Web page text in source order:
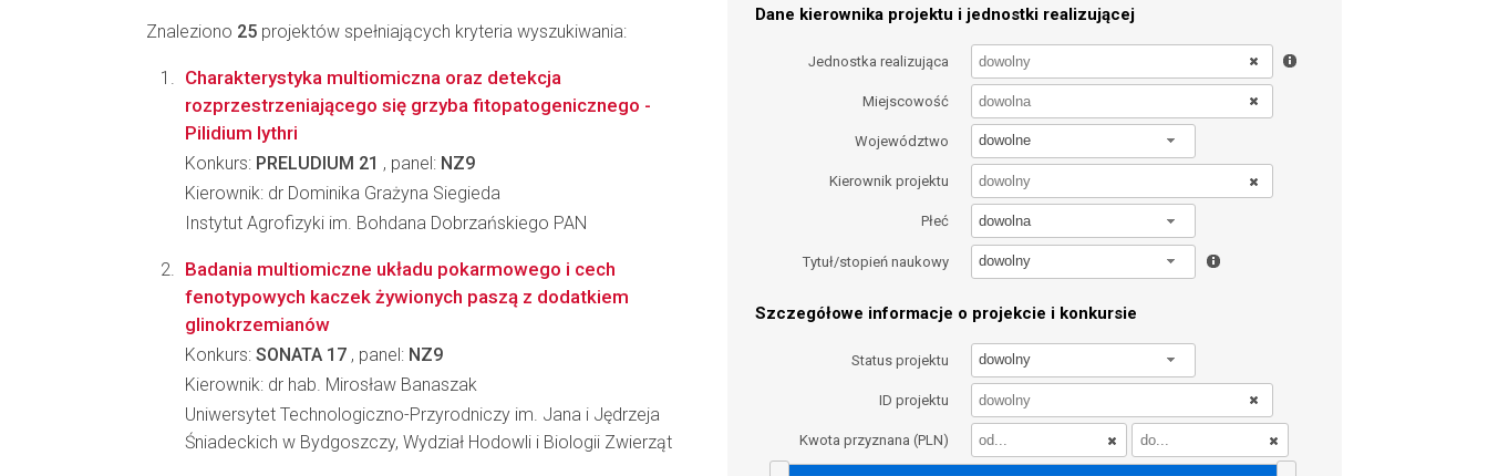
Znaleziono 25 projektów spełniających kryteria wyszukiwania:
Dane kierownika projektu i jednostki realizującej
Jednostka realizująca
Miejscowość
Województwo dowolne
Kierownik projektu
Płeć dowolna
Tytuł/stopień naukowy dowolny
Szczegółowe informacje o projekcie i konkursie
Status projektu dowolny
ID projektu
Kwota przyznana (PLN)
Charakterystyka multiomiczna oraz detekcja
rozprzestrzeniającego się grzyba fitopatogenicznego -
Pilidium lythri
Konkurs: PRELUDIUM 21 , panel: NZ9
Kierownik: dr Dominika Grażyna Siegieda
Instytut Agrofizyki im. Bohdana Dobrzańskiego PAN
Badania multiomiczne układu pokarmowego i cech
fenotypowych kaczek żywionych paszą z dodatkiem
glinokrzemianów
Konkurs: SONATA 17 , panel: NZ9
Kierownik: dr hab. Mirosław Banaszak
Uniwersytet Technologiczno-Przyrodniczy im. Jana i Jędrzeja
Śniadeckich w Bydgoszczy, Wydział Hodowli i Biologii Zwierząt